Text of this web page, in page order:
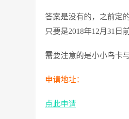
答案是没有的，之前定
只要是2018年12月31日
需要注意的是小小鸟卡
申请地址：
点此申请